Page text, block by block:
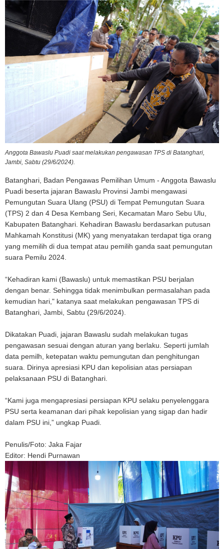
Anggota Bawaslu Puadi saat melakukan pengawasan TPS di Batanghari,
Jambi, Sabtu (29/6/2024).
Batanghari, Badan Pengawas Pemilihan Umum - Anggota Bawaslu
Puadi beserta jajaran Bawaslu Provinsi Jambi mengawasi
Pemungutan Suara Ulang (PSU) di Tempat Pemungutan Suara
(TPS) 2 dan 4 Desa Kembang Seri, Kecamatan Maro Sebu Ulu,
Kabupaten Batanghari. Kehadiran Bawaslu berdasarkan putusan
Mahkamah Konstitusi (MK) yang menyatakan terdapat tiga orang
yang memilih di dua tempat atau pemilih ganda saat pemungutan
suara Pemilu 2024.
“Kehadiran kami (Bawaslu) untuk memastikan PSU berjalan
dengan benar. Sehingga tidak menimbulkan permasalahan pada
kemudian hari," katanya saat melakukan pengawasan TPS di
Batanghari, Jambi, Sabtu (29/6/2024).
Dikatakan Puadi, jajaran Bawaslu sudah melakukan tugas
pengawasan sesuai dengan aturan yang berlaku. Seperti jumlah
data pemilh, ketepatan waktu pemungutan dan penghitungan
suara. Dirinya apresiasi KPU dan kepolisian atas persiapan
pelaksanaan PSU di Batanghari.
“Kami juga mengapresiasi persiapan KPU selaku penyelenggara
PSU serta keamanan dari pihak kepolisian yang sigap dan hadir
dalam PSU ini,” ungkap Puadi.
Penulis/Foto: Jaka Fajar
Editor: Hendi Purnawan